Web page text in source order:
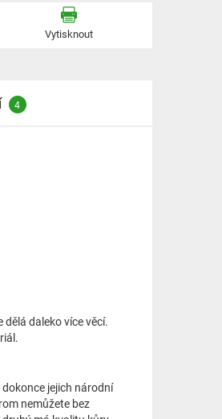
Vytisknout
4
daleko více věcí.
jejich národní
nemůžete bez